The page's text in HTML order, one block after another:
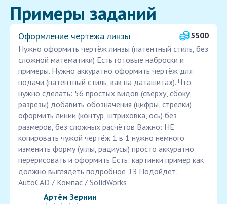
Примеры заданий
Оформление чертежа линзы
5500
Нужно оформить чертёж линзы (патентный стиль, без
сложной математики) Есть готовые наброски и
примеры. Нужно аккуратно оформить чертёж для
подачи (патентный стиль, как на даташитах). Что
нужно сделать: 56 простых видов (сверху, сбоку,
разрезы) добавить обозначения (цифры, стрелки)
оформить линии (контур, штриховка, ось) без
размеров, без сложных расчётов Важно: НЕ
копировать чужой чертёж 1 в 1 нужно немного
изменить форму (углы, радиусы) просто аккуратно
перерисовать и оформить Есть: картинки пример как
должно выглядеть подробное ТЗ Подойдёт:
AutoCAD / Компас / SolidWorks
Артём Зернин